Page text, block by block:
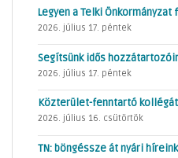
Legyen a Telki
2026. július 17. péntek
Segítsünk idős
2026. július 17. péntek
Közterület-fenntartó kollégát
2026. július 16. csütörtök
TN: böngéssze át nyári